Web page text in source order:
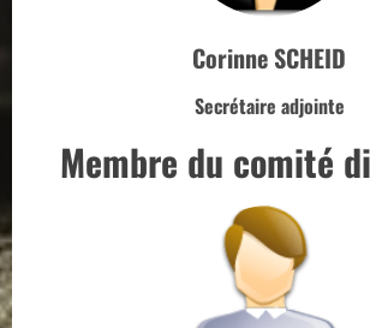
Corinne SCHEID
Secrétaire adjointe
Membre du comité